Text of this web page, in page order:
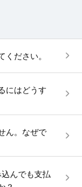
ください。
にはどうす
ん。なぜで
込んでも支払